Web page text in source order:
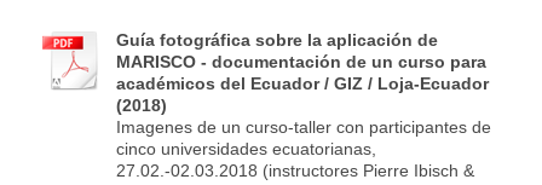
Guía fotográfica sobre la aplicación de
MARISCO - documentación de un curso para
académicos del Ecuador / GIZ / Loja-Ecuador
(2018)
Imagenes de un curso-taller con participantes de
cinco universidades ecuatorianas,
27.02.-02.03.2018 (instructores Pierre Ibisch &